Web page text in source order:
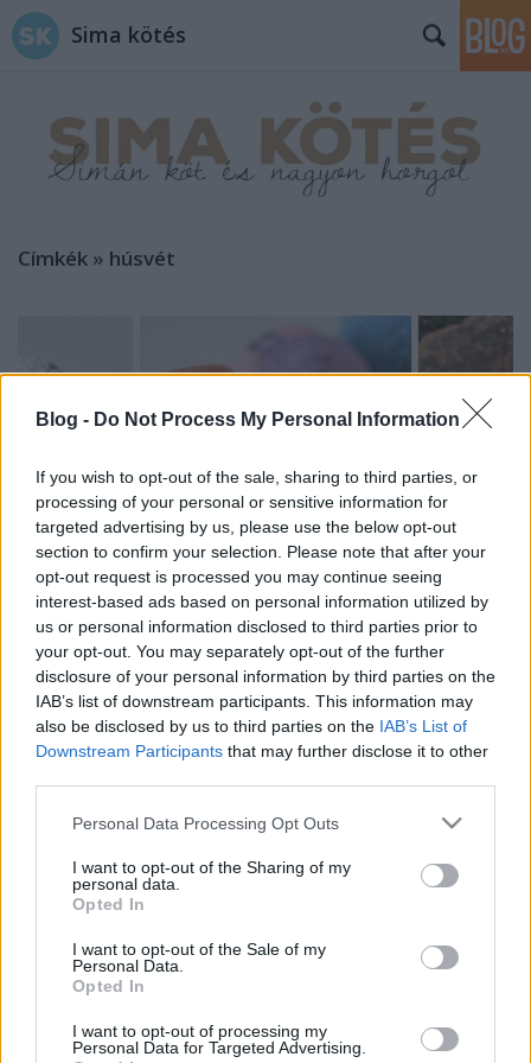
Blog - Do Not Process My Personal Information
If you wish to opt-out of the sale, sharing to third parties, or
processing of your personal or sensitive information for
targeted advertising by us, please use the below opt-out
section to confirm your selection. Please note that after your
opt-out request is processed you may continue seeing
interest-based ads based on personal information utilized by
us or personal information disclosed to third parties prior to
your opt-out. You may separately opt-out of the further
disclosure of your personal information by third parties on the
IAB’s list of downstream participants. This information may
also be disclosed by us to third parties on the IAB’s List of
Downstream Participants that may further disclose it to other
Please note that this website/app uses one or more Google
not limited to your visit or usage behaviour. You may click to
grant or deny consent to Google and its third-party tags to
use your data for below specified purposes in below Google
consent section.
Personal Data Processing Opt Outs
I want to opt-out of the Sharing of my
personal data.
Opted In
I want to opt-out of the Sale of my
Personal Data.
Opted In
I want to opt-out of processing my
Personal Data for Targeted Advertising.
Sima kötés
Címkék » húsvét
Horgolt tojás minta leírással a
tökéletes húsvéti dekorációhoz
tökreköt•2019. március 26.
A húsvéti készülődés során még sosem sikerült
tojásokat horgoljak. (Már amikor épp nem
menekültünk el a locsolók elől otthonról.) A
bizonyult. Idén viszont elhatároztam, mindenkinek
én horgolok tojást!…
Itt a nyuszi!